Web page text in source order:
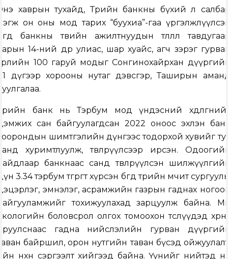
хаврын тухайд, Төрийн банкны бүхий л
он оны мод тарих “буухиа”-гаа
банкны төвийн ажилтнуудын төлөөлөл
14-ний өдөр улиас, шар хуайс, агч зэрэг
100 гаруй модыг Сонгинохайрхан
дүгээр хорооны нутаг дэвсгэр, Таширын
банк нь Тэрбум мод үндэсний
сан байгуулагдсан 2022 оноос эхлэн
шимтгэлийн дүнгээс тодорхой хувийг
хуримтлуулж, төвлөрүүлсээр ирсэн.
банкнаас санд төвлөрүүлсэн
3.34 тэрбум төгрөгт хүрсэн бөгөөд төрийн өмчит
эмнэлэг, асрамжийн газрын гаднах
тохижуулахад зарцуулж байна.
боловсрол олгох томоохон төслүүдэд
гадна нийслэлийн гурван
байршил, орон нутгийн таван бүсэд
нөхөн сэргээлт хийгээд байна. Үүнийг нийтэд